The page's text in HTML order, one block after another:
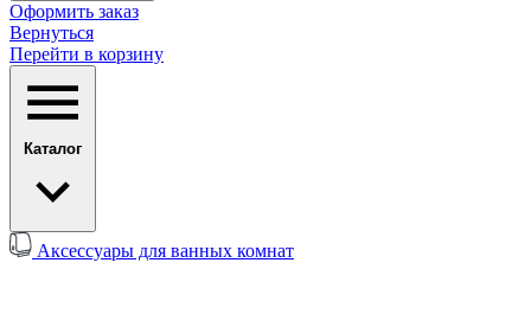
Оформить заказ
Вернуться
Перейти в корзину
Каталог
Аксессуары для ванных комнат